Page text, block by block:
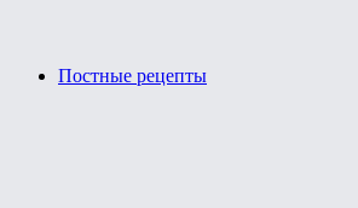
Постные рецепты